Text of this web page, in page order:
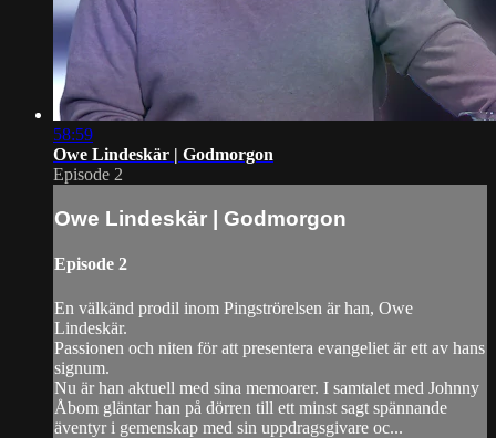
58:59
Owe Lindeskär | Godmorgon
Episode 2
Owe Lindeskär | Godmorgon
Episode 2
En välkänd prodil inom Pingströrelsen är han, Owe
Lindeskär.
Passionen och niten för att presentera evangeliet är ett av hans
signum.
Nu är han aktuell med sina memoarer. I samtalet med Johnny
Åbom gläntar han på dörren till ett minst sagt spännande
äventyr i gemenskap med sin uppdragsgivare oc...